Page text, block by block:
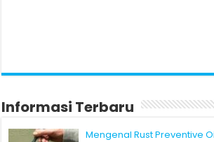
Informasi Terbaru
Mengenal Rust Preventive